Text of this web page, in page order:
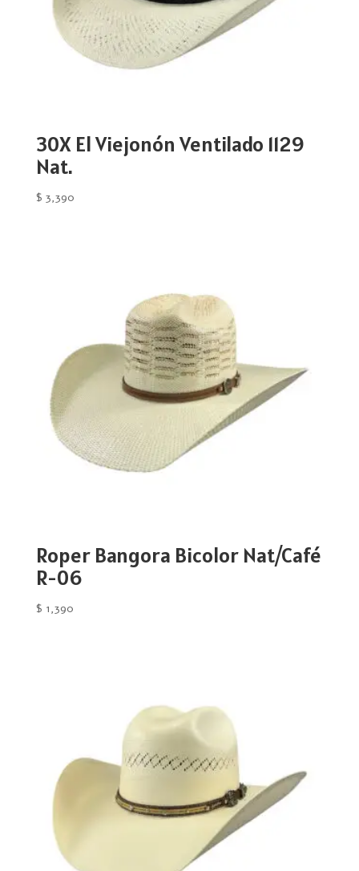
30X El Viejonón Ventilado 1129
Nat.
$ 3,390
Roper Bangora Bicolor Nat/Café
R-06
$ 1,390